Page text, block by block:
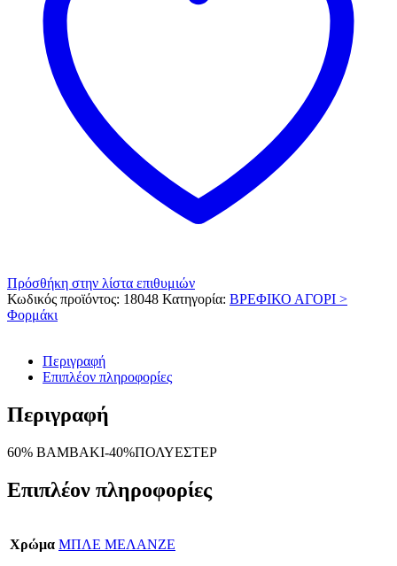
Πρόσθήκη στην λίστα επιθυμιών
Κωδικός προϊόντος: 18048 Κατηγορία: ΒΡΕΦΙΚΟ ΑΓΟΡΙ >
Φορμάκι
Περιγραφή
Επιπλέον πληροφορίες
Περιγραφή
60% ΒΑΜΒΑΚΙ-40%ΠΟΛΥΕΣΤΕΡ
Επιπλέον πληροφορίες
Χρώμα ΜΠΛΕ ΜΕΛΑΝΖΕ